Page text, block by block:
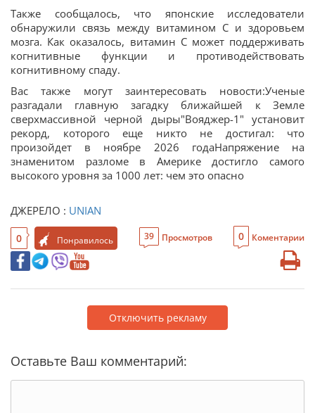
Также сообщалось, что японские исследователи
обнаружили связь между витамином C и здоровьем
мозга. Как оказалось, витамин C может поддерживать
когнитивные функции и противодействовать
когнитивному спаду.
Вас также могут заинтересовать новости:Ученые
разгадали главную загадку ближайшей к Земле
сверхмассивной черной дыры"Вояджер-1" установит
рекорд, которого еще никто не достигал: что
произойдет в ноябре 2026 годаНапряжение на
знаменитом разломе в Америке достигло самого
высокого уровня за 1000 лет: чем это опасно
ДЖЕРЕЛО : UNIAN
0 Понравилось 39 Просмотров 0 Коментарии
Отключить рекламу
Оставьте Ваш комментарий: